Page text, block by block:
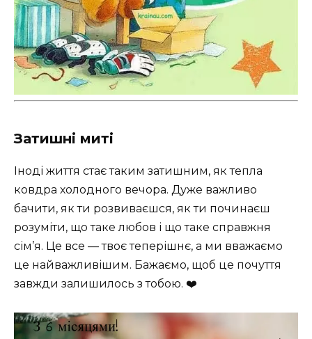
Затишні миті
Іноді життя стає таким затишним, як тепла
ковдра холодного вечора. Дуже важливо
бачити, як ти розвиваєшся, як ти починаєш
розуміти, що таке любов і що таке справжня
сім’я. Це все — твоє теперішнє, а ми вважаємо
це найважливішим. Бажаємо, щоб це почуття
завжди залишилось з тобою. ❤️